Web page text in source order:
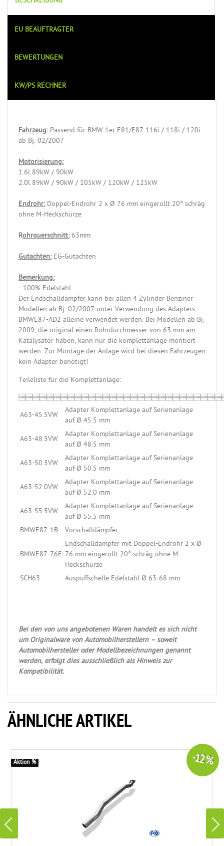
EU BEAUFTRAGTER
BEWERTUNGEN
KW/PS RECHNER
Fahrzeug:Passend für BMW 1er E81/E87 116i / 118i / 120i
ab Bj. 02/2007
Motorisierung:
1.6l 89kW / 90kW
2.0l 89kW / 90kW / 105kW / 120kW / 125kW
Endrohr:Doppel-Endrohr 2 x Ø 76 mm eingerollt 20° schräg
ohne M-Heckschürze
Rohrquerschnitt:63mm
Gutachten:EG-Gutachten
Bemerkung:
- 100% Edelstahl
Der Endschalldämpfer kann bei allen 4 Zylinder Benziner
Modellen ab Bj. 02/2007 unter Verwendung des Adapters
BMWE87-AD2 alleine verwendet werden. Bei Modellen ab Bj.
2009, die original einen Rohrdurchmesser von 63 mm am
Katalysator haben, kann nur die komplettanlage montiert
werden. Zur Montage der Anlage wird bei diesen Fahrzeugen
kein Adapter benötigt!
Teileliste für die Komplettanlage:
A63-45.5VW
Adapter Komplettanlage auf Serienanlage
auf Ø 45.5 mm
A63-48.5VW
Adapter Komplettanlage auf Serienanlage
auf Ø 48.5 mm
A63-50.5VW
Adapter Komplettanlage auf Serienanlage
auf Ø 50.5 mm
A63-52.0VW
Adapter Komplettanlage auf Serienanlage
auf Ø 52.0 mm
A63-55.5VW
Adapter Komplettanlage auf Serienanlage
auf Ø 55.5 mm
BMWE87-1B
Vorschalldämpfer
BMWE87-76E
Endschalldämpfer mit Doppel-Endrohr 2 x Ø
76 mm eingerollt 20° schräg ohne M-
Heckschürze
SCH63
Auspuffschelle Edelstahl Ø 63-68 mm
Bei den von uns angebotenen Waren handelt es sich nicht
um Originalware von Automobilherstellern – soweit
Automobilhersteller oder Modellbezeichnungen genannt
werden, erfolgt dies ausschließlich als Hinweis zur
Kompatibilität.
ÄHNLICHE ARTIKEL
-12 %
Aktion %